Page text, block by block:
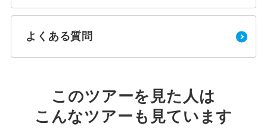
よくある質問
このツアーを見た人は
こんなツアーも見ています